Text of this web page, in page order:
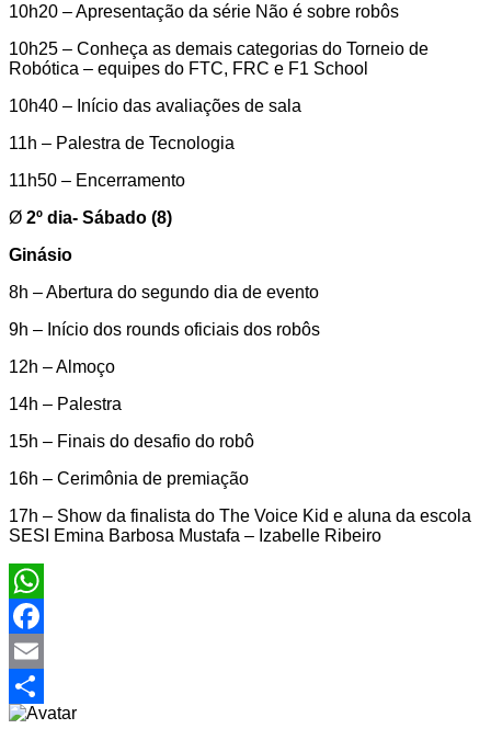
10h20 – Apresentação da série Não é sobre robôs
10h25 – Conheça as demais categorias do Torneio de
Robótica – equipes do FTC, FRC e F1 School
10h40 – Início das avaliações de sala
11h – Palestra de Tecnologia
11h50 – Encerramento
Ø 2º dia- Sábado (8)
Ginásio
8h – Abertura do segundo dia de evento
9h – Início dos rounds oficiais dos robôs
12h – Almoço
14h – Palestra
15h – Finais do desafio do robô
16h – Cerimônia de premiação
17h – Show da finalista do The Voice Kid e aluna da escola
SESI Emina Barbosa Mustafa – Izabelle Ribeiro
WhatsApp
Facebook
Email
Share